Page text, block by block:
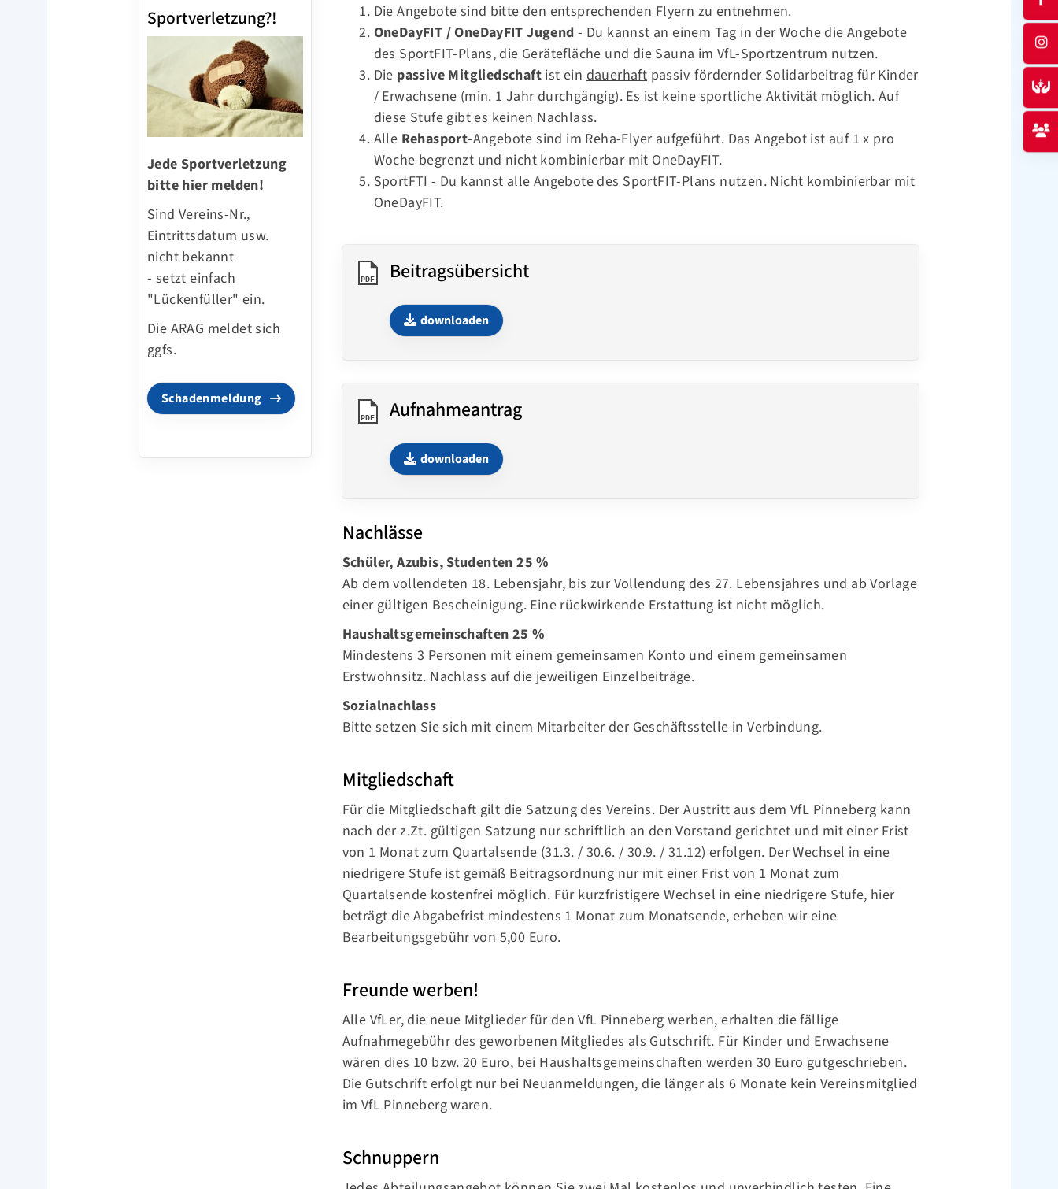
Die Angebote sind bitte den entsprechenden Flyern zu entnehmen.
OneDayFIT / OneDayFIT Jugend - Du kannst an einem Tag in der Woche die Angebote
des SportFIT-Plans, die Gerätefläche und die Sauna im VfL-Sportzentrum nutzen.
Die passive Mitgliedschaft ist ein dauerhaft passiv-fördernder Solidarbeitrag für Kinder
/ Erwachsene (min. 1 Jahr durchgängig). Es ist keine sportliche Aktivität möglich. Auf
diese Stufe gibt es keinen Nachlass.
Alle Rehasport-Angebote sind im Reha-Flyeraufgeführt. Das Angebot ist auf 1 x pro
Woche begrenzt und nicht kombinierbar mit OneDayFIT.
SportFTI - Du kannst alle Angebote des SportFIT-Plans nutzen. Nicht kombinierbar mit
OneDayFIT.
PDF Beitragsübersicht
downloaden
PDF Aufnahmeantrag
downloaden
Nachlässe
Schüler, Azubis, Studenten 25 %
Ab dem vollendeten 18. Lebensjahr, bis zur Vollendung des 27. Lebensjahres und ab Vorlage
einer gültigen Bescheinigung. Eine rückwirkende Erstattung ist nicht möglich.
Haushaltsgemeinschaften 25 %
Mindestens 3 Personen mit einem gemeinsamen Konto und einem gemeinsamen
Erstwohnsitz. Nachlass auf die jeweiligen Einzelbeiträge.
Sozialnachlass
Bitte setzen Sie sich mit einem Mitarbeiter der Geschäftsstelle in Verbindung.
Mitgliedschaft
Für die Mitgliedschaft gilt die Satzung des Vereins. Der Austritt aus dem VfL Pinneberg kann
nach der z.Zt. gültigen Satzung nur schriftlich an den Vorstand gerichtet und mit einer Frist
von 1 Monat zum Quartalsende (31.3. / 30.6. / 30.9. / 31.12) erfolgen. Der Wechsel in eine
niedrigere Stufe ist gemäß Beitragsordnung nur mit einer Frist von 1 Monat zum
Quartalsende kostenfrei möglich. Für kurzfristigere Wechsel in eine niedrigere Stufe, hier
beträgt die Abgabefrist mindestens 1 Monat zum Monatsende, erheben wir eine
Bearbeitungsgebühr von 5,00 Euro.
Freunde werben!
Alle VfLer, die neue Mitglieder für den VfL Pinneberg werben, erhalten die fällige
Aufnahmegebühr des geworbenen Mitgliedes als Gutschrift. Für Kinder und Erwachsene
wären dies 10 bzw. 20 Euro, bei Haushaltsgemeinschaften werden 30 Euro gutgeschrieben.
Die Gutschrift erfolgt nur bei Neuanmeldungen, die länger als 6 Monate kein Vereinsmitglied
im VfL Pinneberg waren.
Schnuppern
Sportverletzung?!
Jede Sportverletzung
bitte hier melden!
Sind Vereins-Nr.,
Eintrittsdatum usw.
nicht bekannt
- setzt einfach
"Lückenfüller" ein.
Die ARAG meldet sich
ggfs.
Schadenmeldung